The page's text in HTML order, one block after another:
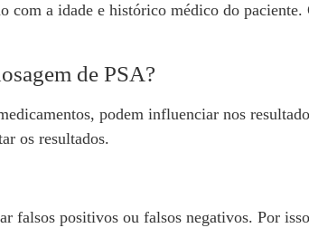
com a idade e histórico médico do
de PSA?
podem influenciar nos
os resultados.
falsos positivos ou falsos negativos. Por